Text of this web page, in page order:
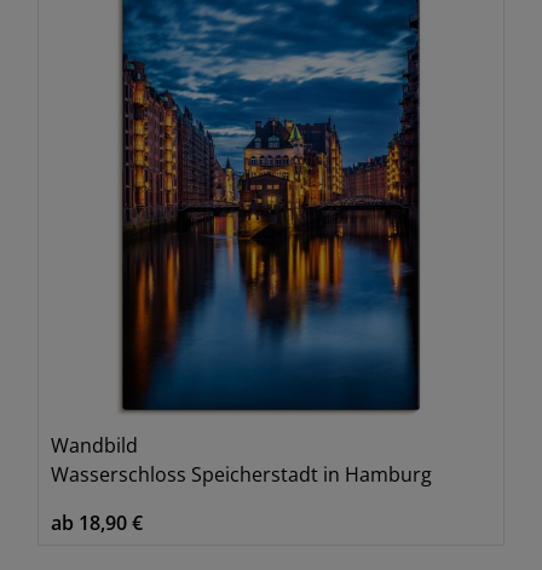
Wandbild
Wasserschloss Speicherstadt in Hamburg
ab 18,90 €